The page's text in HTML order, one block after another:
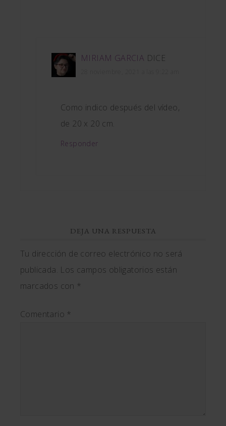
MIRIAM GARCIA DICE
Como indico después del vídeo,
de 20 x 20 cm.
Responder
DEJA UNA RESPUESTA
Tu dirección de correo electrónico no será
publicada. Los campos obligatorios están
marcados con *
Comentario *